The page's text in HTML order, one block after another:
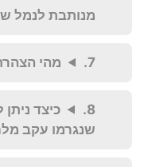
מנותבת לנמל
מהי
כיצד
שנגרמו עקב